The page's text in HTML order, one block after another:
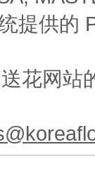
提供的
花网站